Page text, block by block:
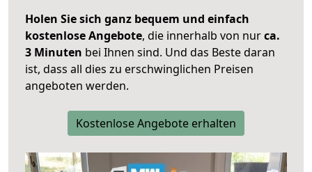
Holen Sie sich ganz bequem und einfach
kostenlose Angebote, die innerhalb von nurca.
3 Minuten bei Ihnen sind. Und das Beste daran
ist, dass all dies zu erschwinglichen Preisen
angeboten werden.
Kostenlose Angebote erhalten